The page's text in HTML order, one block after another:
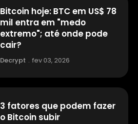
Bitcoin hoje: BTC em US$ 78
mil entra em "medo
extremo"; até onde pode
cair?
Decrypt . fev 03, 2026
3 fatores que podem fazer
o Bitcoin subir